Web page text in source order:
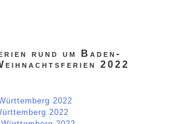
rund um Baden-
2022
2022
2022